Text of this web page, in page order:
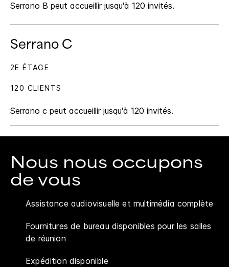
Serrano B peut accueillir jusqu'à 120 invités.
Serrano C
Serrano c peut accueillir jusqu'à 120 invités.
2E ÉTAGE
120 CLIENTS
Nous nous occupons
de vous
Assistance audiovisuelle et multimédia complète
Fournitures de bureau disponibles pour les salles
de réunion
Expédition disponible